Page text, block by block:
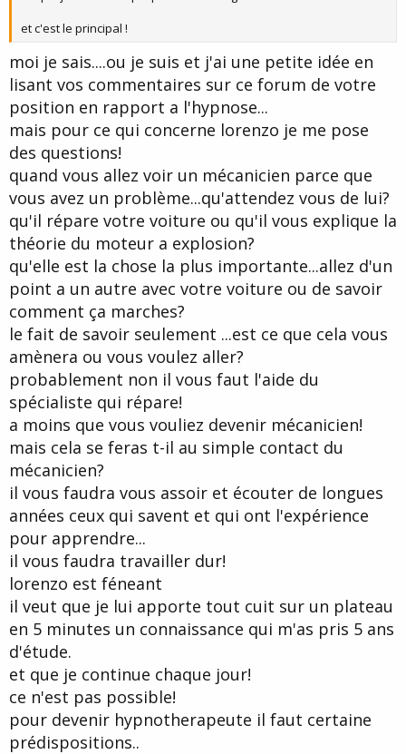
et c'est le principal !
moi je sais....ou je suis et j'ai une petite idée en
lisant vos commentaires sur ce forum de votre
position en rapport a l'hypnose...
mais pour ce qui concerne lorenzo je me pose
des questions!
quand vous allez voir un mécanicien parce que
vous avez un problème...qu'attendez vous de lui?
qu'il répare votre voiture ou qu'il vous explique la
théorie du moteur a explosion?
qu'elle est la chose la plus importante...allez d'un
point a un autre avec votre voiture ou de savoir
comment ça marches?
le fait de savoir seulement ...est ce que cela vous
amènera ou vous voulez aller?
probablement non il vous faut l'aide du
spécialiste qui répare!
a moins que vous vouliez devenir mécanicien!
mais cela se feras t-il au simple contact du
mécanicien?
il vous faudra vous assoir et écouter de longues
années ceux qui savent et qui ont l'expérience
pour apprendre...
il vous faudra travailler dur!
lorenzo est féneant
il veut que je lui apporte tout cuit sur un plateau
en 5 minutes un connaissance qui m'as pris 5 ans
d'étude.
et que je continue chaque jour!
ce n'est pas possible!
pour devenir hypnotherapeute il faut certaine
prédispositions..